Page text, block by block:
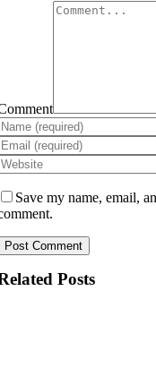
Save my name, email,
Posts